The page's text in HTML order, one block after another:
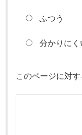
ふつう
分かりにく
このページに対